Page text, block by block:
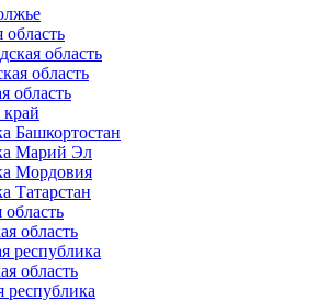
область
область
область
область
Башкортостан
Марий Эл
Мордовия
Татарстан
область
республика
область
республика